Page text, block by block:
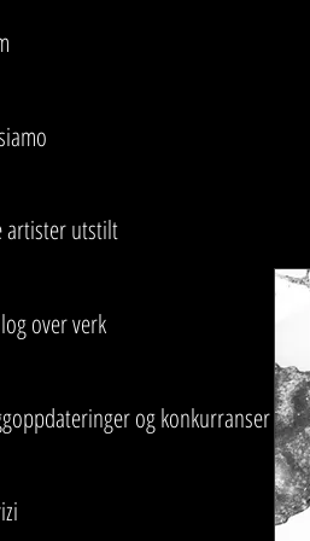
artister utstilt
over verk
og konkurranser